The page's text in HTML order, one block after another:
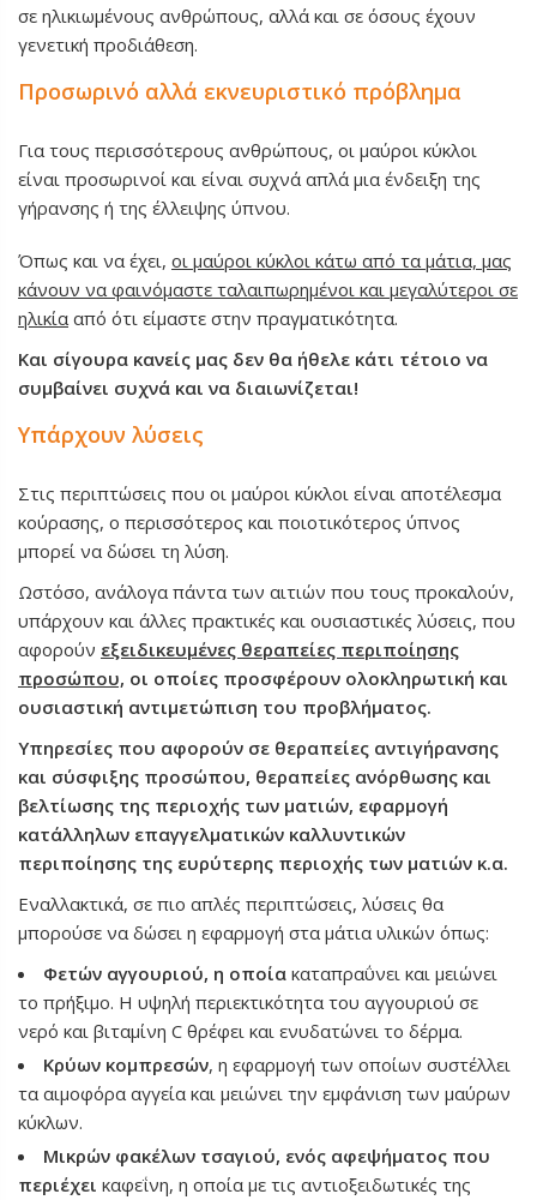
σε ηλικιωμένους ανθρώπους, αλλά και σε όσους έχουν
γενετική προδιάθεση.
Προσωρινό αλλά εκνευριστικό πρόβλημα
Για τους περισσότερους ανθρώπους, οι μαύροι κύκλοι
είναι προσωρινοί και είναι συχνά απλά μια ένδειξη της
γήρανσης ή της έλλειψης ύπνου.
Όπως και να έχει, οι μαύροι κύκλοι κάτω από τα μάτια, μας
κάνουν να φαινόμαστε ταλαιπωρημένοι και μεγαλύτεροι σε
ηλικία από ότι είμαστε στην πραγματικότητα.
Και σίγουρα κανείς μας δεν θα ήθελε κάτι τέτοιο να
συμβαίνει συχνά και να διαιωνίζεται!
Υπάρχουν λύσεις
Στις περιπτώσεις που οι μαύροι κύκλοι είναι αποτέλεσμα
κούρασης, ο περισσότερος και ποιοτικότερος ύπνος
μπορεί να δώσει τη λύση.
Ωστόσο, ανάλογα πάντα των αιτιών που τους προκαλούν,
υπάρχουν και άλλες πρακτικές και ουσιαστικές λύσεις, που
αφορούν εξειδικευμένες θεραπείες περιποίησης
προσώπου, οι οποίες προσφέρουν ολοκληρωτική και
ουσιαστική αντιμετώπιση του προβλήματος.
Υπηρεσίες που αφορούν σε θεραπείες αντιγήρανσης
και σύσφιξης προσώπου, θεραπείες ανόρθωσης και
βελτίωσης της περιοχής των ματιών, εφαρμογή
κατάλληλων επαγγελματικών καλλυντικών
περιποίησης της ευρύτερης περιοχής των ματιών κ.α.
Εναλλακτικά, σε πιο απλές περιπτώσεις, λύσεις θα
μπορούσε να δώσει η εφαρμογή στα μάτια υλικών όπως:
Φετών αγγουριού, η οποία καταπραΰνει και μειώνει
το πρήξιμο. Η υψηλή περιεκτικότητα του αγγουριού σε
νερό και βιταμίνη C θρέφει και ενυδατώνει το δέρμα.
Κρύων κομπρεσών, η εφαρμογή των οποίων συστέλλει
τα αιμοφόρα αγγεία και μειώνει την εμφάνιση των μαύρων
κύκλων.
Μικρών φακέλων τσαγιού, ενός αφεψήματος που
περιέχει καφεΐνη, η οποία με τις αντιοξειδωτικές της